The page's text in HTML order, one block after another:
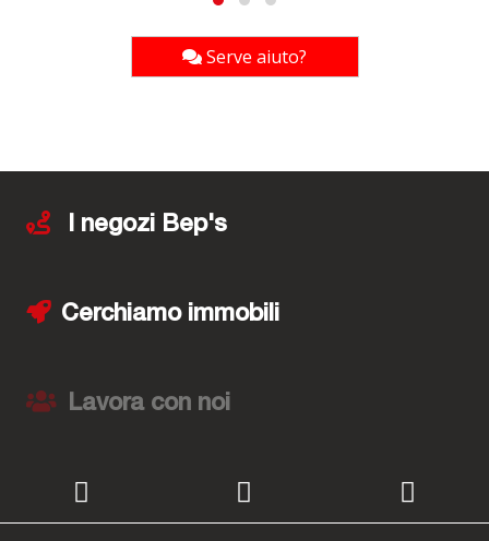
Serve aiuto?
I negozi Bep's
Cerchiamo immobili
Lavora con noi